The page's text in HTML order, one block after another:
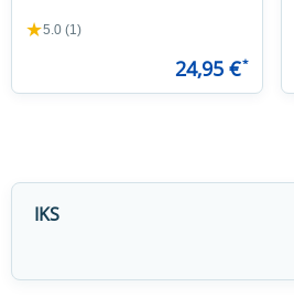
★5.0 (1)
24,95 €*
IKS